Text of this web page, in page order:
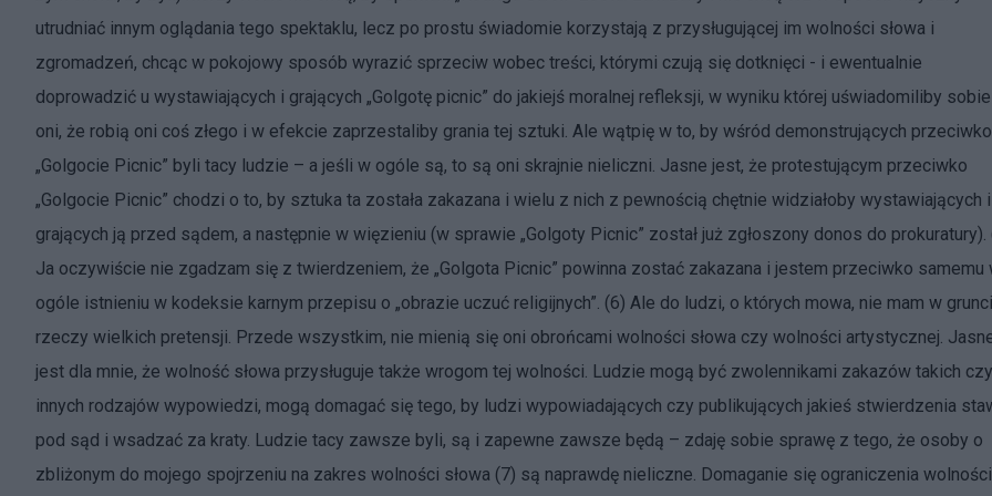
utrudniać innym oglądania tego spektaklu, lecz po prostu świadomie korzystają z przysługującej im wolności słowa i
zgromadzeń, chcąc w pokojowy sposób wyrazić sprzeciw wobec treści, którymi czują się dotknięci - i ewentualnie
doprowadzić u wystawiających i grających „Golgotę picnic” do jakiejś moralnej refleksji, w wyniku której uświadomiliby sobie
oni, że robią oni coś złego i w efekcie zaprzestaliby grania tej sztuki. Ale wątpię w to, by wśród demonstrujących przeciwko
„Golgocie Picnic” byli tacy ludzie – a jeśli w ogóle są, to są oni skrajnie nieliczni. Jasne jest, że protestującym przeciwko
„Golgocie Picnic” chodzi o to, by sztuka ta została zakazana i wielu z nich z pewnością chętnie widziałoby wystawiających i
grających ją przed sądem, a następnie w więzieniu (w sprawie „Golgoty Picnic” został już zgłoszony donos do prokuratury).
Ja oczywiście nie zgadzam się z twierdzeniem, że „Golgota Picnic” powinna zostać zakazana i jestem przeciwko samemu
ogóle istnieniu w kodeksie karnym przepisu o „obrazie uczuć religijnych”. (6) Ale do ludzi, o których mowa, nie mam w
rzeczy wielkich pretensji. Przede wszystkim, nie mienią się oni obrońcami wolności słowa czy wolności artystycznej.
jest dla mnie, że wolność słowa przysługuje także wrogom tej wolności. Ludzie mogą być zwolennikami zakazów takich czy
innych rodzajów wypowiedzi, mogą domagać się tego, by ludzi wypowiadających czy publikujących jakieś stwierdzenia
pod sąd i wsadzać za kraty. Ludzie tacy zawsze byli, są i zapewne zawsze będą – zdaję sobie sprawę z tego, że osoby o
zbliżonym do mojego spojrzeniu na zakres wolności słowa (7) są naprawdę nieliczne. Domaganie się ograniczenia wolności